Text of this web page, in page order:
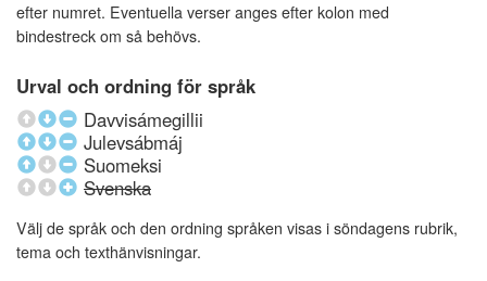
efter numret. Eventuella verser anges efter kolon med
bindestreck om så behövs.
Urval och ordning för språk
Davvisámegillii
Julevsábmáj
Suomeksi
Svenska
Välj de språk och den ordning språken visas i söndagens rubrik,
tema och texthänvisningar.